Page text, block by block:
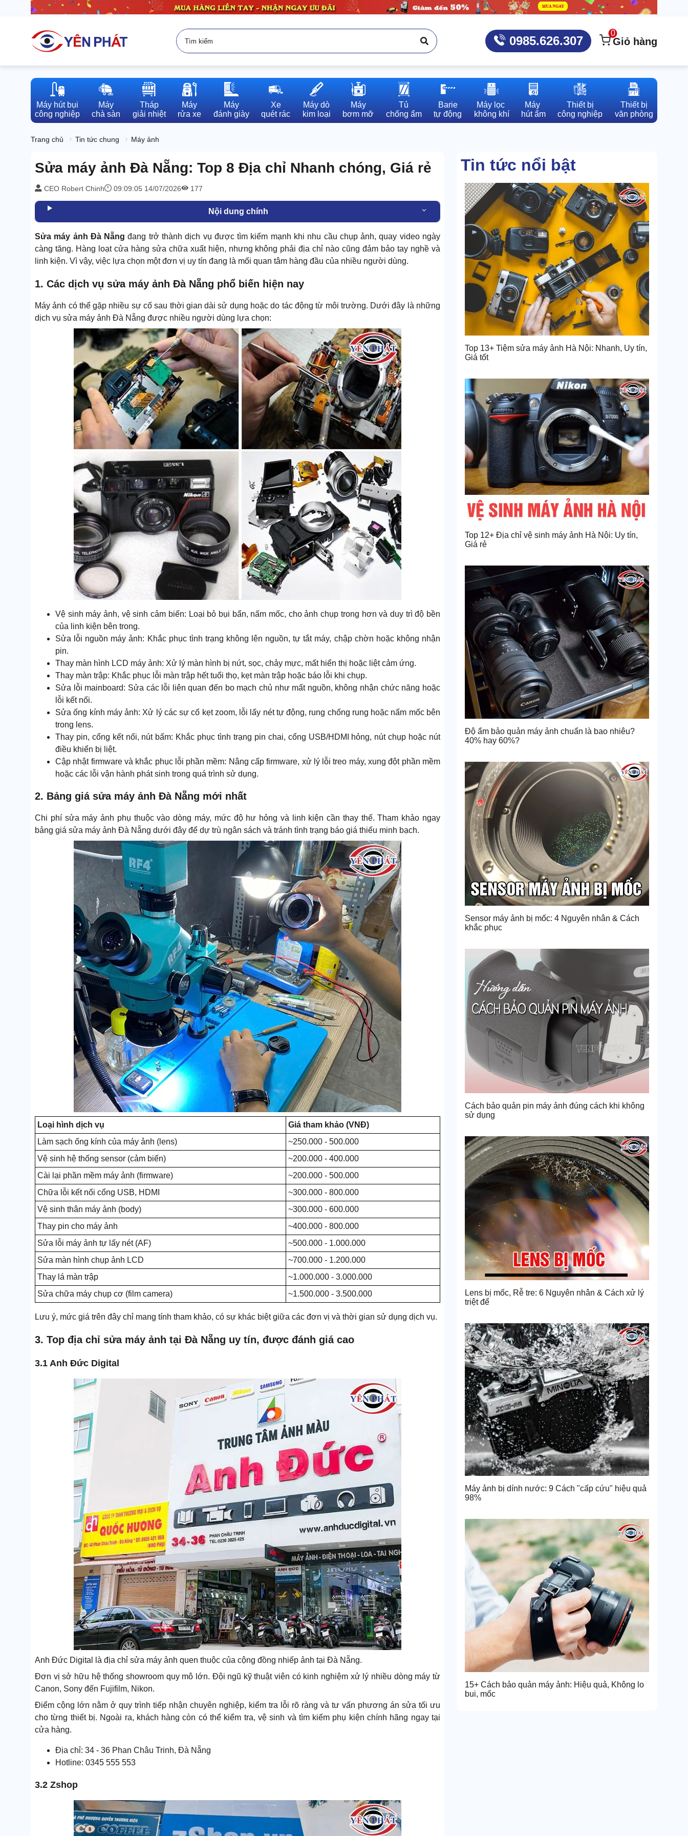
0985.626.307
0
Giỏ hàng
Máy hút bụi
công nghiệp
Máy
chà sàn
Tháp
giải nhiệt
Máy
rửa xe
Máy
đánh giày
Xe
quét rác
Máy dò
kim loại
Máy
bơm mỡ
Tủ
chống ẩm
Barie
tự động
Máy lọc
không khí
Máy
hút ẩm
Thiết bị
công nghiệp
Thiết bị
văn phòng
Trang chủ Tin tức chung Máy ảnh
Sửa máy ảnh Đà Nẵng: Top 8 Địa chỉ Nhanh chóng, Giá rẻ
CEO Robert Chinh 09:09:05 14/07/2026 177
Nội dung chính
Sửa máy ảnh Đà Nẵng đang trở thành dịch vụ được tìm kiếm mạnh khi nhu cầu chụp ảnh, quay video ngày
càng tăng. Hàng loạt cửa hàng sửa chữa xuất hiện, nhưng không phải địa chỉ nào cũng đảm bảo tay nghề và
linh kiện. Vì vậy, việc lựa chọn một đơn vị uy tín đang là mối quan tâm hàng đầu của nhiều người dùng.
1. Các dịch vụ sửa máy ảnh Đà Nẵng phổ biến hiện nay
Máy ảnh có thể gặp nhiều sự cố sau thời gian dài sử dụng hoặc do tác động từ môi trường. Dưới đây là những
dịch vụ sửa máy ảnh Đà Nẵng được nhiều người dùng lựa chọn:
Vệ sinh máy ảnh, vệ sinh cảm biến: Loại bỏ bụi bẩn, nấm mốc, cho ảnh chụp trong hơn và duy trì độ bền
của linh kiện bên trong.
Sửa lỗi nguồn máy ảnh: Khắc phục tình trạng không lên nguồn, tự tắt máy, chập chờn hoặc không nhận
pin.
Thay màn hình LCD máy ảnh: Xử lý màn hình bị nứt, sọc, chảy mực, mất hiển thị hoặc liệt cảm ứng.
Thay màn trập: Khắc phục lỗi màn trập hết tuổi thọ, kẹt màn trập hoặc báo lỗi khi chụp.
Sửa lỗi mainboard: Sửa các lỗi liên quan đến bo mạch chủ như mất nguồn, không nhận chức năng hoặc
lỗi kết nối.
Sửa ống kính máy ảnh: Xử lý các sự cố kẹt zoom, lỗi lấy nét tự động, rung chống rung hoặc nấm mốc bên
trong lens.
Thay pin, cổng kết nối, nút bấm: Khắc phục tình trạng pin chai, cổng USB/HDMI hỏng, nút chụp hoặc nút
điều khiển bị liệt.
Cập nhật firmware và khắc phục lỗi phần mềm: Nâng cấp firmware, xử lý lỗi treo máy, xung đột phần mềm
hoặc các lỗi vận hành phát sinh trong quá trình sử dụng.
2. Bảng giá sửa máy ảnh Đà Nẵng mới nhất
Chi phí sửa máy ảnh phụ thuộc vào dòng máy, mức độ hư hỏng và linh kiện cần thay thế. Tham khảo ngay
bảng giá sửa máy ảnh Đà Nẵng dưới đây để dự trù ngân sách và tránh tình trạng báo giá thiếu minh bạch.
Loại hình dịch vụ
Giá tham khảo (VNĐ)
Làm sạch ống kính của máy ảnh (lens)
~250.000 - 500.000
Vệ sinh hệ thống sensor (cảm biến)
~200.000 - 400.000
Cài lại phần mềm máy ảnh (firmware)
~200.000 - 500.000
Chữa lỗi kết nối cổng USB, HDMI
~300.000 - 800.000
Vệ sinh thân máy ảnh (body)
~300.000 - 600.000
Thay pin cho máy ảnh
~400.000 - 800.000
Sửa lỗi máy ảnh tự lấy nét (AF)
~500.000 - 1.000.000
Sửa màn hình chụp ảnh LCD
~700.000 - 1.200.000
Thay lá màn trập
~1.000.000 - 3.000.000
Sửa chữa máy chụp cơ (film camera)
~1.500.000 - 3.500.000
Lưu ý, mức giá trên đây chỉ mang tính tham khảo, có sự khác biệt giữa các đơn vị và thời gian sử dụng dịch vụ.
3. Top địa chỉ sửa máy ảnh tại Đà Nẵng uy tín, được đánh giá cao
3.1 Anh Đức Digital
Anh Đức Digital là địa chỉ sửa máy ảnh quen thuộc của cộng đồng nhiếp ảnh tại Đà Nẵng.
Đơn vị sở hữu hệ thống showroom quy mô lớn. Đội ngũ kỹ thuật viên có kinh nghiệm xử lý nhiều dòng máy từ
Canon, Sony đến Fujifilm, Nikon.
Điểm cộng lớn nằm ở quy trình tiếp nhận chuyên nghiệp, kiểm tra lỗi rõ ràng và tư vấn phương án sửa tối ưu
cho từng thiết bị. Ngoài ra, khách hàng còn có thể kiểm tra, vệ sinh và tìm kiếm phụ kiện chính hãng ngay tại
cửa hàng.
Địa chỉ: 34 - 36 Phan Châu Trinh, Đà Nẵng
Hotline: 0345 555 553
3.2 Zshop
Tin tức nổi bật
Top 13+ Tiệm sửa máy ảnh Hà Nội: Nhanh, Uy tín,
Giá tốt
Top 12+ Địa chỉ vệ sinh máy ảnh Hà Nội: Uy tín,
Giá rẻ
Độ ẩm bảo quản máy ảnh chuẩn là bao nhiêu?
40% hay 60%?
Sensor máy ảnh bị mốc: 4 Nguyên nhân & Cách
khắc phục
Cách bảo quản pin máy ảnh đúng cách khi không
sử dụng
Lens bị mốc, Rễ tre: 6 Nguyên nhân & Cách xử lý
triệt để
Máy ảnh bị dính nước: 9 Cách "cấp cứu" hiệu quả
98%
15+ Cách bảo quản máy ảnh: Hiệu quả, Không lo
bui, mốc